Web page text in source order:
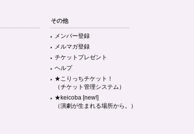
その他
メンバー登録
メルマガ登録
チケットプレゼント
ヘルプ
★こりっちチケット！
（チケット管理システム）
★keicoba [new!]
（演劇が生まれる場所から。）